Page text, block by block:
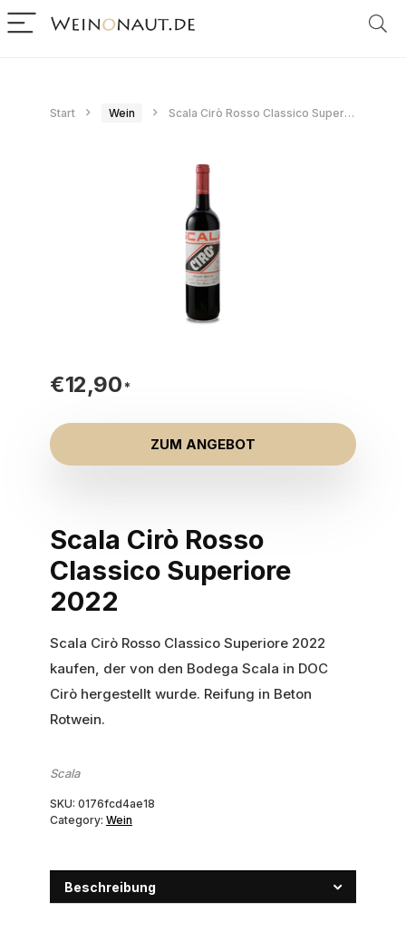
Start Wein Scala Cirò Rosso Classico Superiore 2022
Scala Cirò Rosso
Classico Superiore
2022
Scala Cirò Rosso Classico Superiore 2022
kaufen, der von den Bodega Scala in DOC
Cirò hergestellt wurde. Reifung in Beton
Rotwein.
€12,90
ZUM ANGEBOT
Scala
SKU: 0176fcd4ae18
Category: Wein
Beschreibung